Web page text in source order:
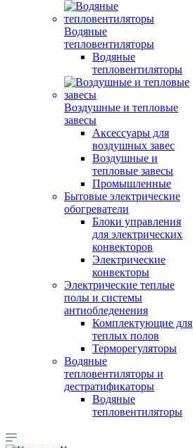
Водяные
тепловентиляторы
Водяные
тепловентиляторы
Воздушные и тепловые
завесы
Аксессуары для
воздушных завес
Воздушные и
тепловые завесы
Промышленные
Бытовые электрические
обогреватели
Блоки управления
для электрических
конвекторов
Электрические
конвекторы
Электрические теплые
полы и системы
антиобледенения
Комплектующие для
теплых полов
Терморегуляторы
Водяные
тепловентиляторы и
дестратификаторы
Водяные
тепловентиляторы